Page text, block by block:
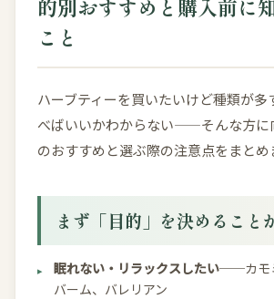
的別おすすめと購入前に
こと
ハーブティーを買いたいけど種類が多
べばいいかわからない——そんな方に
のおすすめと選ぶ際の注意点をまとめ
まず「目的」を決めること
眠れない・リラックスしたい──カモ
バーム、バレリアン